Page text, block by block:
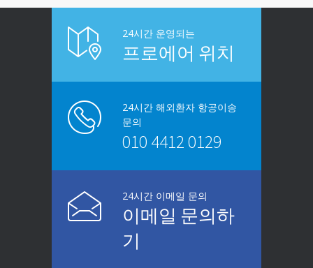
24시간 운영되는
프로에어 위치
24시간 해외환자 항공이송
문의
010 4412 0129
24시간 이메일 문의
이메일 문의하
기